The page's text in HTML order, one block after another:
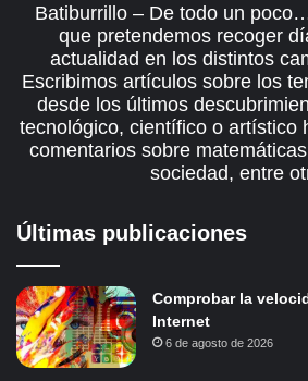
Batiburrillo – De todo un
que pretendemos recoger
actualidad en los distintos
Escribimos artículos sobre los
desde los últimos
tecnológico, científico o artístico
comentarios sobre
sociedad, entre
Últimas publicaciones
Comprobar la
Internet
6 de agosto de 2026